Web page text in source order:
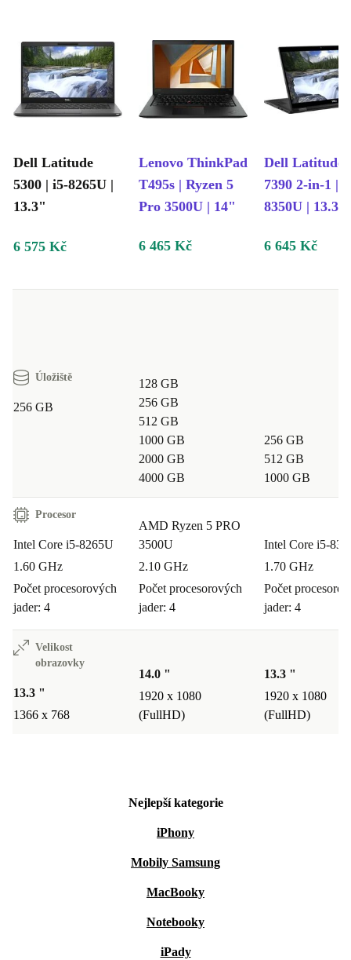
Dell Latitude
5300 | i5-8265U |
13.3"
Lenovo ThinkPad
T495s | Ryzen 5
Pro 3500U | 14"
Dell Latitude
7390 2-in-1 |
8350U | 13.3"
6 575 Kč 6 465 Kč 6 645 Kč
Úložiště
256 GB
128 GB
256 GB
512 GB
1000 GB
2000 GB
4000 GB
256 GB
512 GB
1000 GB
Procesor
Intel Core i5-8265U
1.60 GHz
Počet procesorových
jader: 4
AMD Ryzen 5 PRO
3500U
2.10 GHz
Počet procesorových
jader: 4
Intel Core i5-
1.70 GHz
Počet
jader: 4
Velikost
obrazovky
13.3 "
1366 x 768
14.0 "
1920 x 1080
(FullHD)
13.3 "
1920 x 1080
(FullHD)
Nejlepší kategorie
iPhony
Mobily Samsung
MacBooky
Notebooky
iPady